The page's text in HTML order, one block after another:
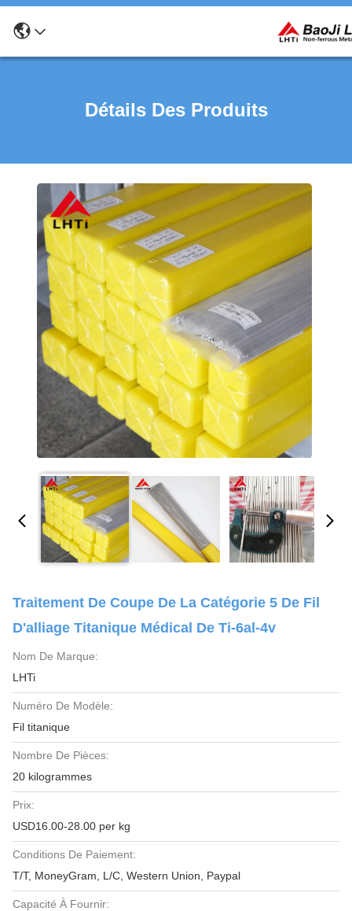
Détails Des Produits
Traitement De Coupe De La Catégorie 5 De Fil
D'alliage Titanique Médical De Ti-6al-4v
Nom De Marque:
LHTi
Numéro De Modèle:
Fil titanique
Nombre De Pièces:
20 kilogrammes
Prix:
USD16.00-28.00 per kg
Conditions De Paiement:
T/T, MoneyGram, L/C, Western Union, Paypal
Capacité À Fournir: